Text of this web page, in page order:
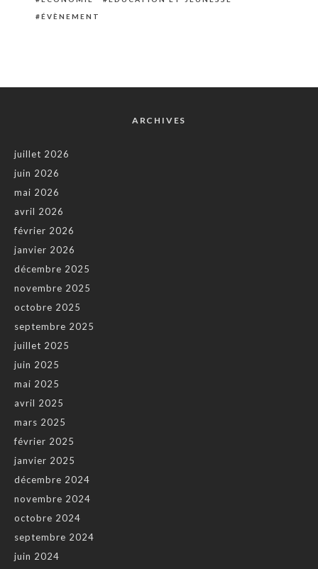
ÉVÈNEMENT
ARCHIVES
juillet 2026
juin 2026
mai 2026
avril 2026
février 2026
janvier 2026
décembre 2025
novembre 2025
octobre 2025
septembre 2025
juillet 2025
juin 2025
mai 2025
avril 2025
mars 2025
février 2025
janvier 2025
décembre 2024
novembre 2024
octobre 2024
septembre 2024
juin 2024